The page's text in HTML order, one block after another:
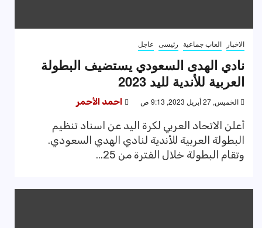
الاخبار العاب جماعية رئيسى عاجل
نادي الهدى السعودي يستضيف البطولة
العربية للأندية لليد 2023
الخميس, 27 أبريل 2023, 9:13 ص احمد الأحمر
أعلن الاتحاد العربي لكرة اليد عن اسناد تنظيم
البطولة العربية للأندية لنادي الهدي السعودي.
وتقام البطولة خلال الفترة من 25...